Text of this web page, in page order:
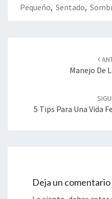
Pequeño, Sentado,
Manejo De
5 Tips Para Una Vida
Deja un comentario